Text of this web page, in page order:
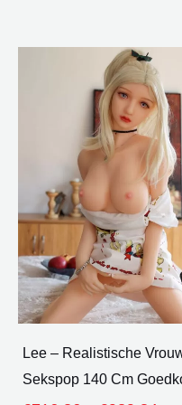
Lee – Realistische
Sekspop 140 Cm
door
De
op
de